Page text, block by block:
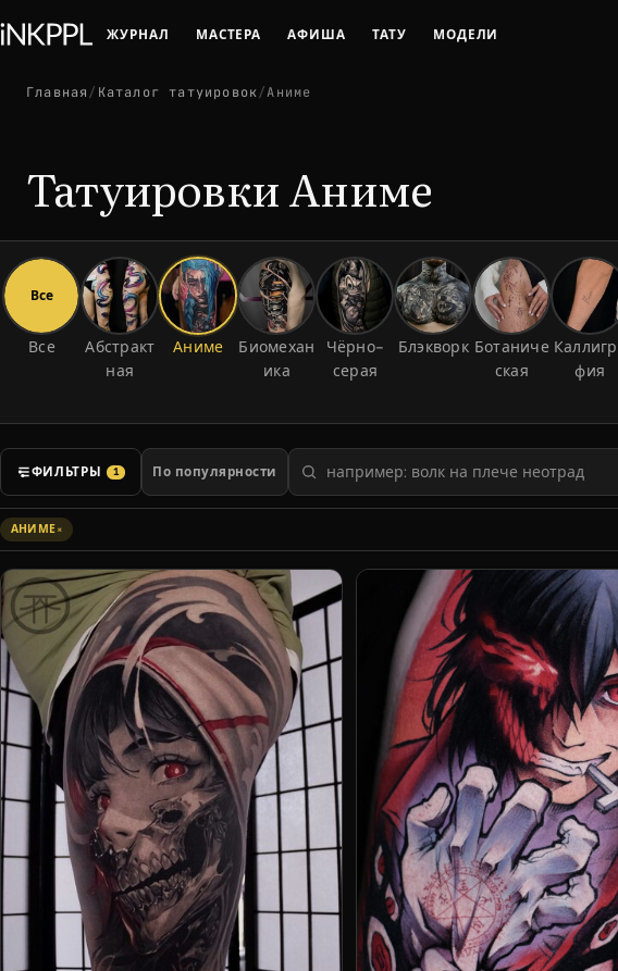
ЖУРНАЛ МАСТЕРА АФИША ТАТУ МОДЕЛИ
Главная/ Каталог татуировок/Аниме
Татуировки Аниме
Все
Все
Абстракт
ная
Аниме
Биомехан
ика
Чёрно-
серая
Блэкворк Ботаниче
ская
фия
ФИЛЬТРЫ 1
АНИМЕ×